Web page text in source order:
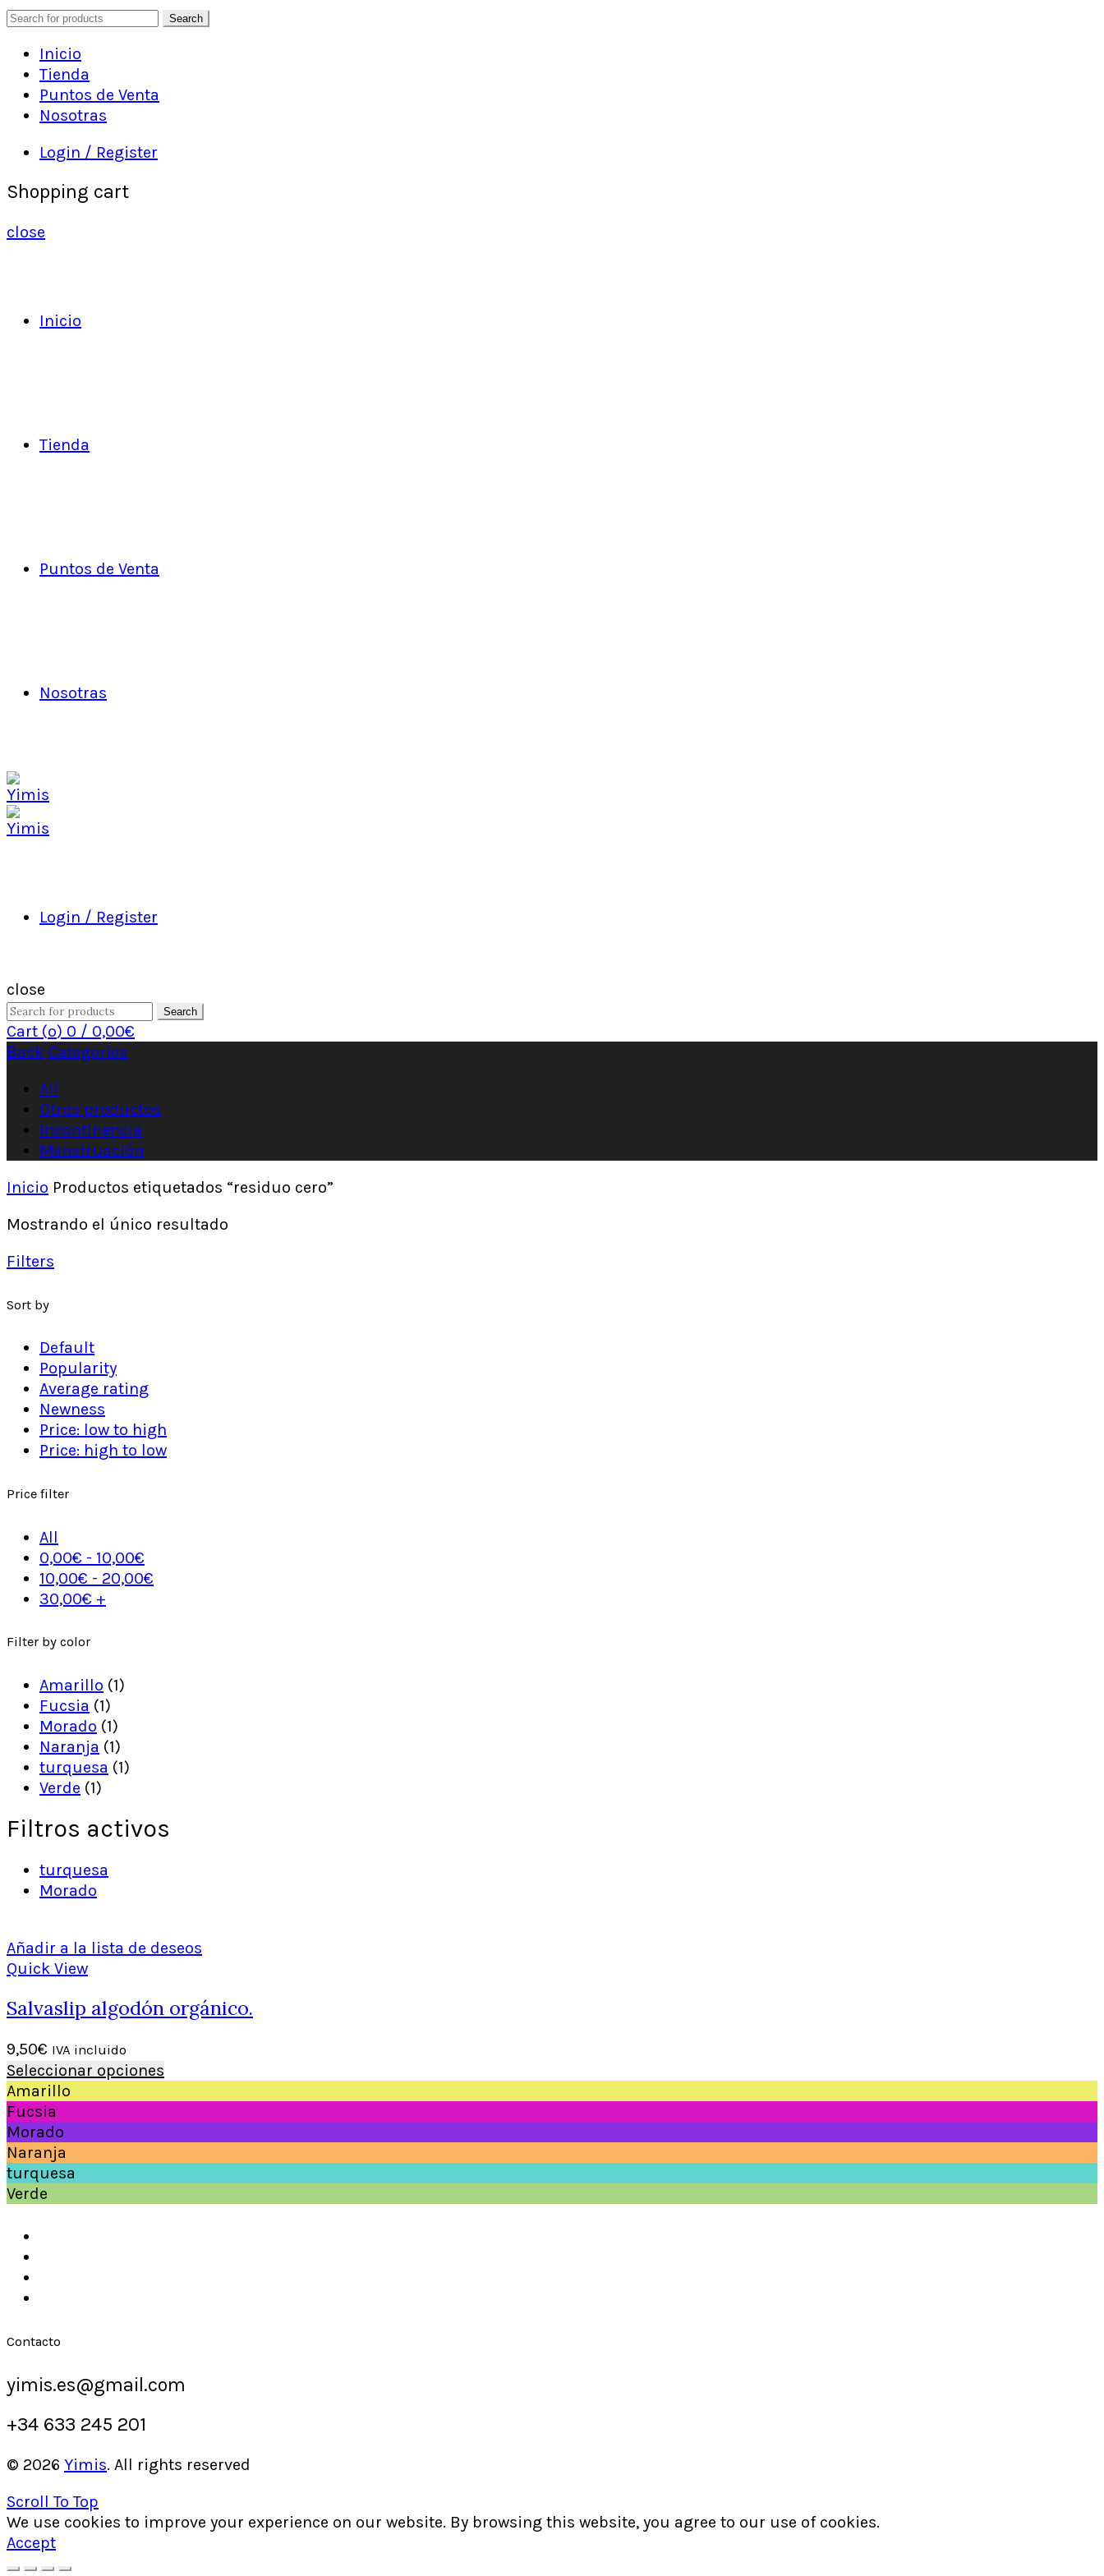
Search
Inicio
Tienda
Puntos de Venta
Nosotras
Login / Register
Shopping cart
close
Inicio
Tienda
Puntos de Venta
Nosotras
Login / Register
close
Search
Cart (o) 0 / 0,00€
Back Categories
All
Otros productos
Incontinencia
Menstruación
Inicio Productos etiquetados “residuo cero”
Mostrando el único resultado
Filters
Sort by
Default
Popularity
Average rating
Newness
Price: low to high
Price: high to low
Price filter
All
0,00€ - 10,00€
10,00€ - 20,00€
30,00€ +
Filter by color
Amarillo (1)
Fucsia (1)
Morado (1)
Naranja (1)
turquesa (1)
Verde (1)
Filtros activos
turquesa
Morado
Añadir a la lista de deseos
Quick View
Salvaslip algodón orgánico.
9,50€ IVA incluido
Seleccionar opciones
Amarillo
Fucsia
Morado
Naranja
turquesa
Verde
Contacto
yimis.es@gmail.com
+34 633 245 201
© 2026 Yimis. All rights reserved
Scroll To Top
We use cookies to improve your experience on our website. By browsing this website, you agree to our use of cookies.
Accept